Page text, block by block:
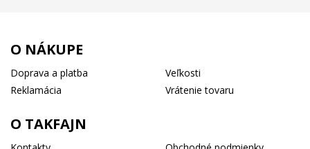
O NÁKUPE
Doprava a platba
Veľkosti
Reklamácia
Vrátenie tovaru
O TAKFAJN